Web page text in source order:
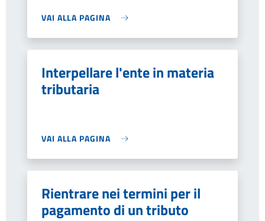
VAI ALLA PAGINA
Interpellare l'ente in materia
tributaria
VAI ALLA PAGINA
Rientrare nei termini per il
pagamento di un tributo